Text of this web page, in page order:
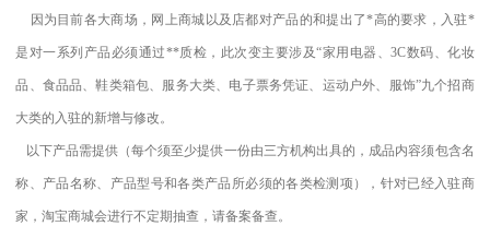
因为目前各大商场，网上商城以及店都对产品的和提出了*高的要求，入驻*
是对一系列产品必须通过**质检，此次变主要涉及“家用电器、3C数码、化妆
品、食品品、鞋类箱包、服务大类、电子票务凭证、运动户外、服饰”九个招商
大类的入驻的新增与修改。
以下产品需提供（每个须至少提供一份由三方机构出具的，成品内容须包含名
称、产品名称、产品型号和各类产品所必须的各类检测项），针对已经入驻商
家，淘宝商城会进行不定期抽查，请备案备查。